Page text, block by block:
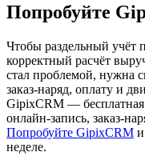
Попробуйте
Чтобы раздельный
корректный расчёт
стал проблемой, нужна
заказ-наряд, оплату и
GipixCRM —
онлайн-запись, заказ-
Попробуйте GipixCRM
неделе.